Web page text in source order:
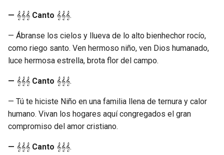
— 𝄞𝄞𝄞 Canto 𝄞𝄞𝄞.
— Ábranse los cielos y llueva de lo alto bienhechor rocío,
como riego santo. Ven hermoso niño, ven Dios humanado,
luce hermosa estrella, brota flor del campo.
— 𝄞𝄞𝄞 Canto 𝄞𝄞𝄞.
— Tú te hiciste Niño en una familia llena de ternura y calor
humano. Vivan los hogares aquí congregados el gran
compromiso del amor cristiano.
— 𝄞𝄞𝄞 Canto 𝄞𝄞𝄞.